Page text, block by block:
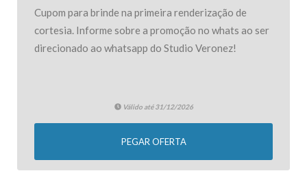
Cupom para brinde na primeira renderização de
cortesia. Informe sobre a promoção no whats ao ser
direcionado ao whatsapp do Studio Veronez!
Válido até 31/12/2026
PEGAR OFERTA